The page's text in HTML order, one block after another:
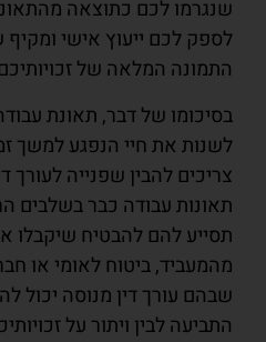
שנגרמו לכם כתוצאה
לספק לכם ייעוץ אישי
התמונה המלאה של
בסיכומו של דבר, תאונת
לשנות את חיי הנפגע למשך
צריכים להבין שפנייה
תאונות עבודה כבר בשלבים
תסייע להם להבטיח שיקבלו
מהמעביד, ביטוח לאומי או
שבהם עורך דין מנוסה יכול
התביעה לבין ויתור על